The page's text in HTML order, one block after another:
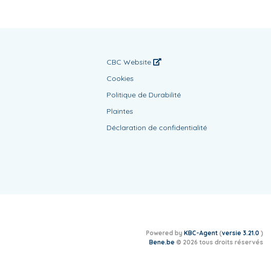
CBC Website
Cookies
Politique de Durabilité
Plaintes
Déclaration de confidentialité
Powered by KBC-Agent (versie 3.21.0 )
Bene.be © 2026 tous droits réservés